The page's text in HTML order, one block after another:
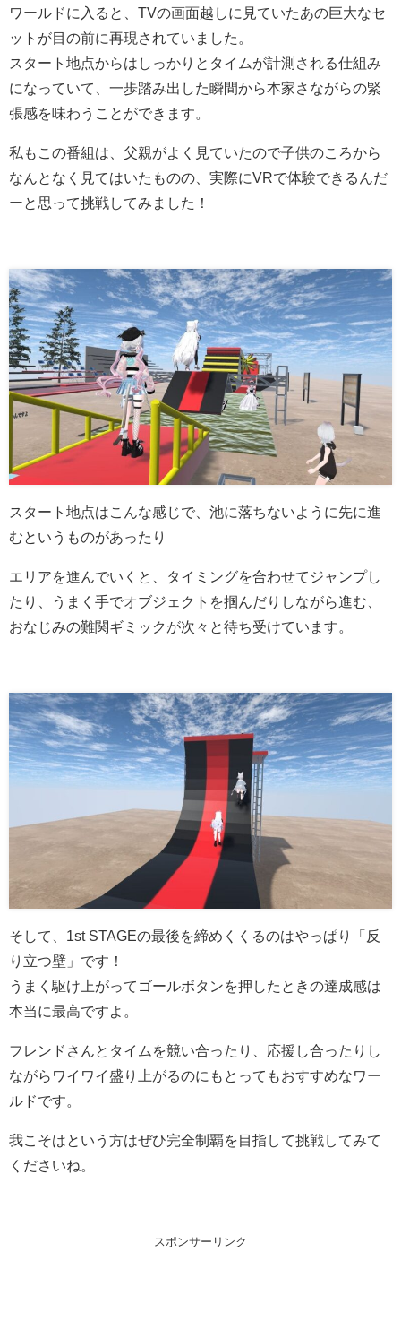
ワールドに入ると、TVの画面越しに見ていたあの巨大なセ
ットが目の前に再現されていました。
スタート地点からはしっかりとタイムが計測される仕組み
になっていて、一歩踏み出した瞬間から本家さながらの緊
張感を味わうことができます。
私もこの番組は、父親がよく見ていたので子供のころから
なんとなく見てはいたものの、実際にVRで体験できるんだ
ーと思って挑戦してみました！
スタート地点はこんな感じで、池に落ちないように先に進
むというものがあったり
エリアを進んでいくと、タイミングを合わせてジャンプし
たり、うまく手でオブジェクトを掴んだりしながら進む、
おなじみの難関ギミックが次々と待ち受けています。
そして、1st STAGEの最後を締めくくるのはやっぱり「反
り立つ壁」です！
うまく駆け上がってゴールボタンを押したときの達成感は
本当に最高ですよ。
フレンドさんとタイムを競い合ったり、応援し合ったりし
ながらワイワイ盛り上がるのにもとってもおすすめなワー
ルドです。
我こそはという方はぜひ完全制覇を目指して挑戦してみて
くださいね。
スポンサーリンク